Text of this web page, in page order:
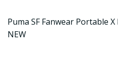
Puma SF Fanwear Portable
NEW